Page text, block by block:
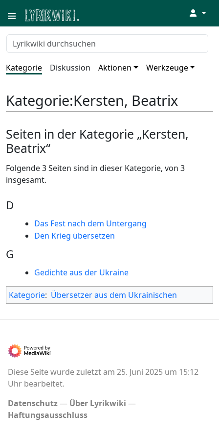
↓
Kategorie Diskussion Aktionen Werkzeuge
Kategorie:Kersten, Beatrix
Seiten in der Kategorie „Kersten,
Beatrix“
Folgende 3 Seiten sind in dieser Kategorie, von 3
insgesamt.
D
Das Fest nach dem Untergang
Den Krieg übersetzen
G
Gedichte aus der Ukraine
Kategorie: Übersetzer aus dem Ukrainischen
Diese Seite wurde zuletzt am 25. Juni 2025 um 15:12
Uhr bearbeitet.
Datenschutz
Über Lyrikwiki
Haftungsausschluss